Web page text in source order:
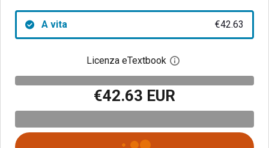
A vita €42.63
Licenza eTextbook Apri la finestra di
€42.63 EUR